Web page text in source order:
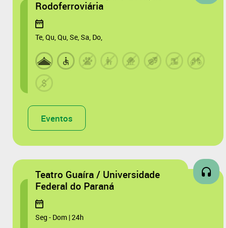
Rodoferroviária
Te, Qu, Qu, Se, Sa, Do,
Eventos
Teatro Guaíra / Universidade
Federal do Paraná
Seg - Dom | 24h